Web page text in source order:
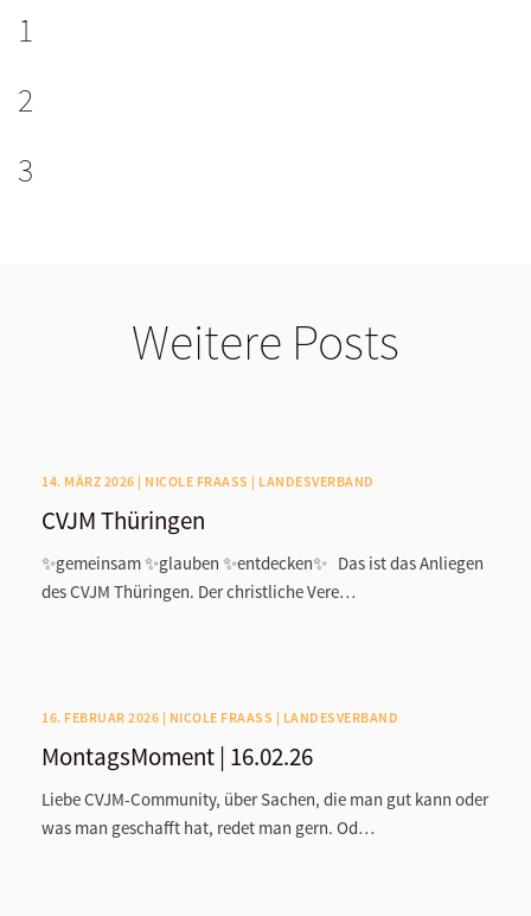
1
2
3
Weitere Posts
14. MÄRZ 2026 | NICOLE FRAASS | LANDESVERBAND
CVJM Thüringen
✨gemeinsam ✨glauben ✨entdecken✨ Das ist das Anliegen
des CVJM Thüringen. Der christliche Vere…
16. FEBRUAR 2026 | NICOLE FRAASS | LANDESVERBAND
MontagsMoment | 16.02.26
Liebe CVJM-Community, über Sachen, die man gut kann oder
was man geschafft hat, redet man gern. Od…